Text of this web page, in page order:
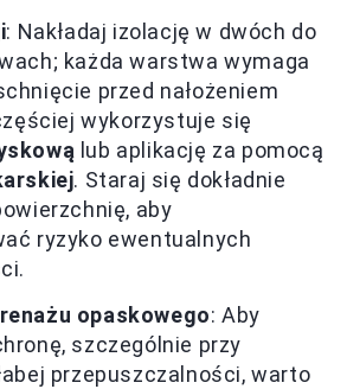
: Nakładaj izolację w dwóch do
każda warstwa wymaga
przed nałożeniem
wykorzystuje się
lub aplikację za pomocą
. Staraj się dokładnie
aby
ryzyko ewentualnych
opaskowego: Aby
szczególnie przy
przepuszczalności, warto